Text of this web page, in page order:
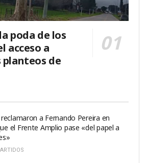
poda de los
acceso a
de
a Fernando Pereira en
el Frente Amplio pase «del papel a